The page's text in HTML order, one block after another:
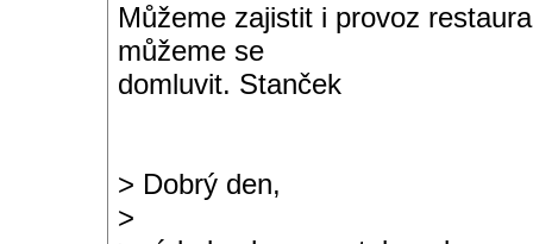
Můžeme zajistit i provoz
můžeme se
domluvit. Stanček
> Dobrý den,
>